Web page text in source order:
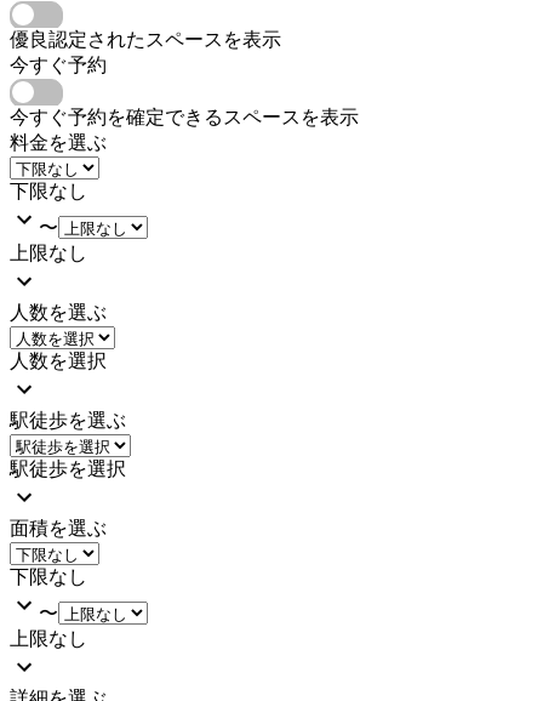
優良認定されたスペースを表示
今すぐ予約
今すぐ予約を確定できるスペースを表示
料金を選ぶ
下限なし
〜
上限なし
人数を選ぶ
人数を選択
駅徒歩を選ぶ
駅徒歩を選択
面積を選ぶ
下限なし
〜
上限なし